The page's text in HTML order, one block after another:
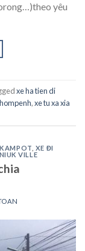
yêu
xe ha tien di
,xe tu xa xia
XE ĐI
VILLE